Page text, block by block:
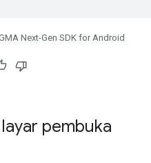
Next-Gen SDK for Android
pembuka